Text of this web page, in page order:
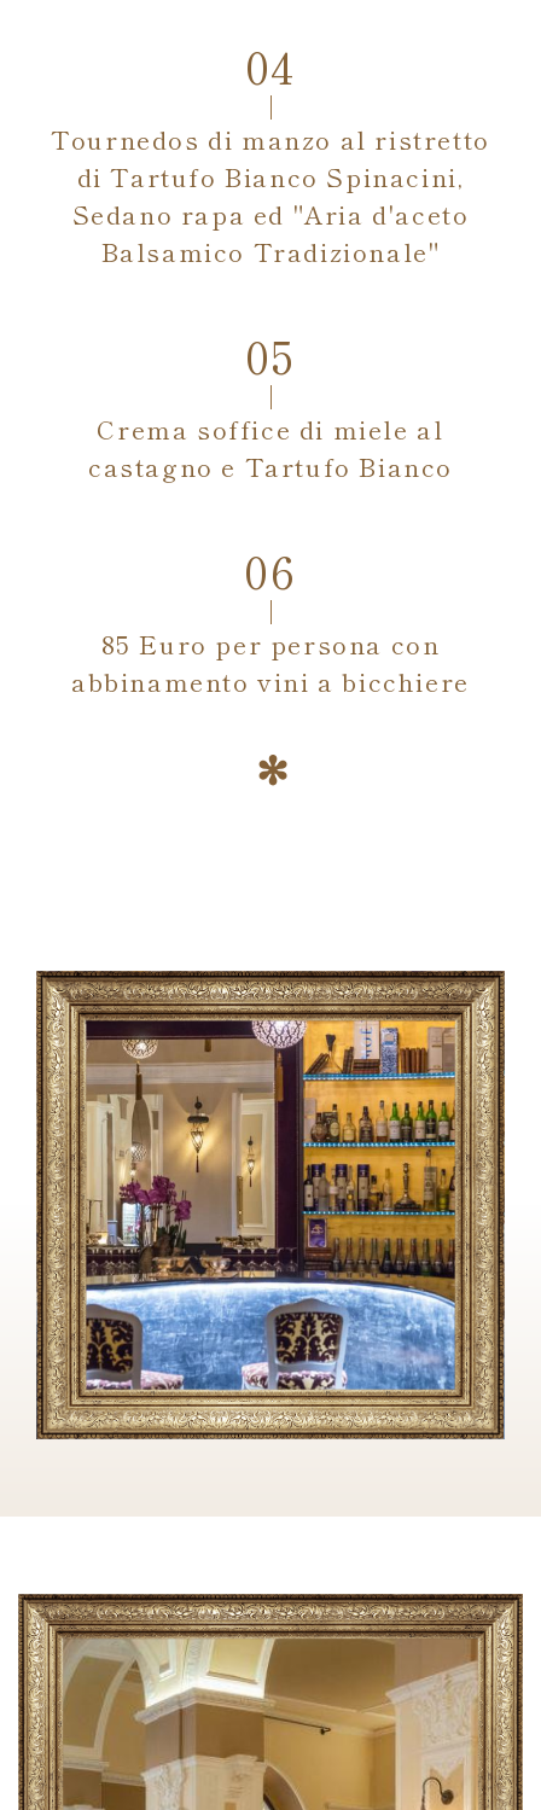
Tournedos di manzo al ristretto
di Tartufo Bianco Spinacini,
Sedano rapa ed "Aria d'aceto
Balsamico Tradizionale"
Crema soffice di miele al
castagno e Tartufo Bianco
85 Euro per persona con
abbinamento vini a bicchiere